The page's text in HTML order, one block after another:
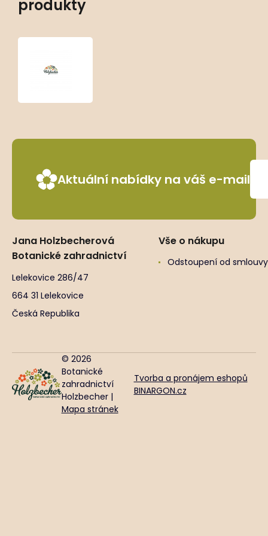
produkty
Aktuální nabídky na váš e-mail
Jana Holzbecherová
Botanické zahradnictví
Lelekovice 286/47
664 31 Lelekovice
Česká Republika
Vše o nákupu
Odstoupení od smlouvy
© 2026
Botanické
zahradnictví
Holzbecher |
Mapa stránek
Tvorba a pronájem eshopů
BINARGON.cz